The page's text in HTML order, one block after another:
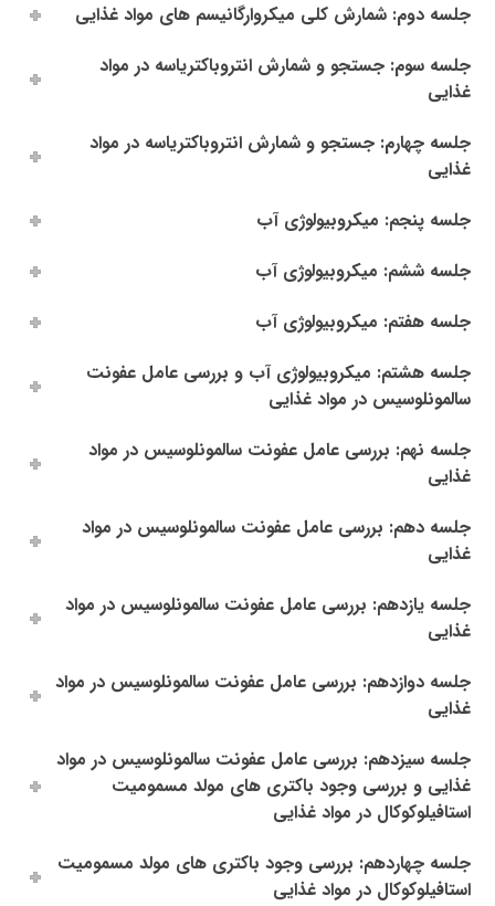
جلسه دوم: شمارش کلی میکروارگانیسم های مواد غذایی
جلسه سوم: جستجو و شمارش انتروباکتریاسه در مواد
غذایی
جلسه چهارم: جستجو و شمارش انتروباکتریاسه در مواد
غذایی
جلسه پنجم: میکروبیولوژی آب
جلسه ششم: میکروبیولوژی آب
جلسه هفتم: میکروبیولوژی آب
جلسه هشتم: میکروبیولوژی آب و بررسی عامل عفونت
سالمونلوسیس در مواد غذایی
جلسه نهم: بررسی عامل عفونت سالمونلوسیس در مواد
غذایی
جلسه دهم: بررسی عامل عفونت سالمونلوسیس در مواد
غذایی
جلسه یازدهم: بررسی عامل عفونت سالمونلوسیس در مواد
غذایی
جلسه دوازدهم: بررسی عامل عفونت سالمونلوسیس در مواد
غذایی
جلسه سیزدهم: بررسی عامل عفونت سالمونلوسیس در مواد
غذایی و بررسی وجود باکتری های مولد مسمومیت
استافیلوکوکال در مواد غذایی
جلسه چهاردهم: بررسی وجود باکتری های مولد مسمومیت
استافیلوکوکال در مواد غذایی